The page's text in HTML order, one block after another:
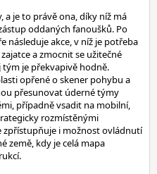
a je to právě ona, díky níž má
oddaných fanoušků. Po
následuje akce, v níž je potřeba
a zmocnit se užitečné
je překvapivě hodně.
opřené o skener pohybu a
přesunovat úderné týmy
případně vsadit na mobilní,
rozmístěnými
zpřístupňuje i možnost ovládnutí
země, kdy je celá mapa